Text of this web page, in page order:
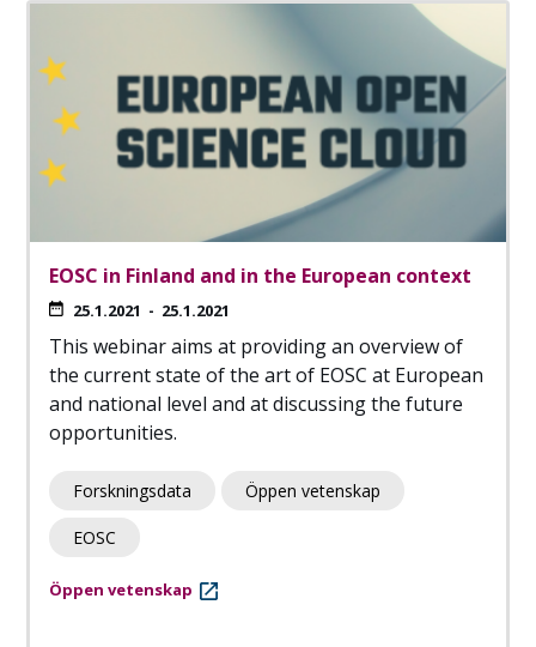
EOSC in Finland and in the European context
25.1.2021 - 25.1.2021
This webinar aims at providing an overview of
the current state of the art of EOSC at European
and national level and at discussing the future
opportunities.
Forskningsdata Öppen vetenskap
EOSC
Öppen vetenskap